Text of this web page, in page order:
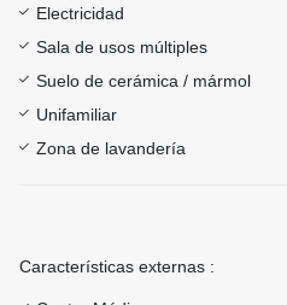
Electricidad
Sala de usos múltiples
Suelo de cerámica / mármol
Unifamiliar
Zona de lavandería
Características externas :